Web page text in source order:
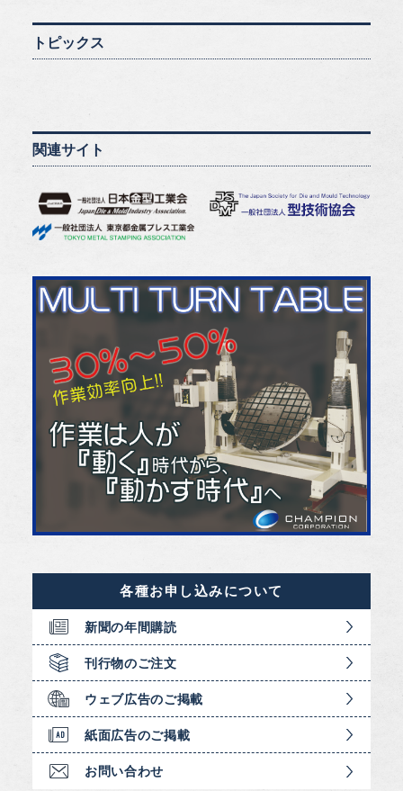
トピックス
関連サイト
各種お申し込みについて
新聞の年間購読
刊行物のご注文
ウェブ広告のご掲載
紙面広告のご掲載
お問い合わせ